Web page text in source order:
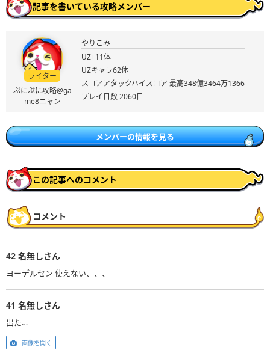
記事を書いている攻略メンバー
ライター
ぷにぷに攻略@ga
me8ニャン
やりこみ
UZ+11体
UZキャラ62体
スコアアタックハイスコア 最高348億3464万1366
プレイ日数 2060日
メンバーの情報を見る
この記事へのコメント
コメント
42 名無しさん
ヨーデルセン 使えない、、、
41 名無しさん
出た…
画像を開く